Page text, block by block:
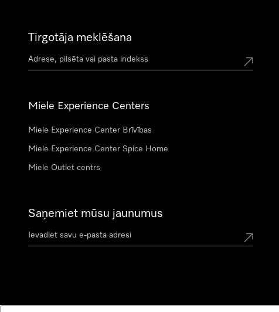
Tirgotāja meklēšana
Miele Experience Centers
Miele Experience Center Brīvības
Miele Experience Center Spice Home
Miele Outlet centrs
Saņemiet mūsu jaunumus